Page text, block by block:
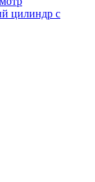
цилиндр с